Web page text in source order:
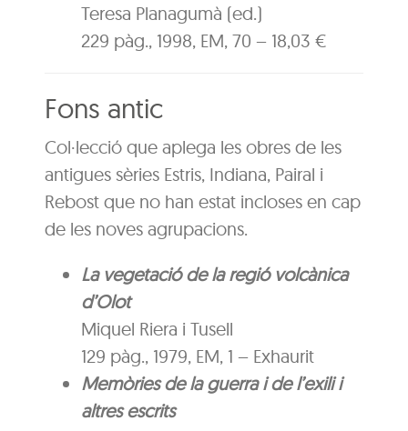
Teresa Planagumà (ed.)
229 pàg., 1998, EM, 70 – 18,03 €
Fons antic
Col·lecció que aplega les obres de les
antigues sèries Estris, Indiana, Pairal i
Rebost que no han estat incloses en cap
de les noves agrupacions.
La vegetació de la regió volcànica
d’Olot
Miquel Riera i Tusell
129 pàg., 1979, EM, 1 – Exhaurit
Memòries de la guerra i de l’exili i
altres escrits